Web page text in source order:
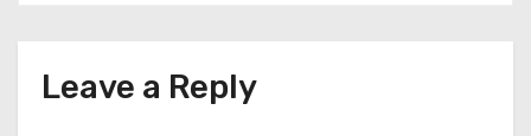
Leave a Reply